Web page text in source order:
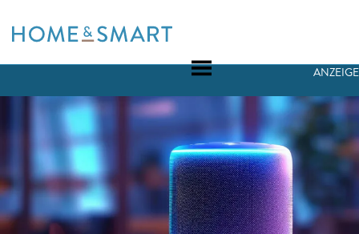
to
ANZEIGE